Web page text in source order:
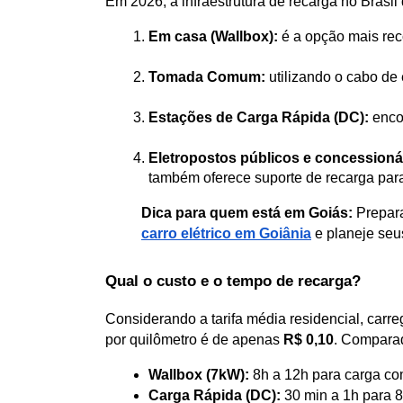
Em casa (Wallbox): é a opção mais
Tomada Comum: utilizando o cabo de
Estações de Carga Rápida (DC):
Eletropostos públicos e
também oferece suporte de recarga
Dica para quem está em Goiás:
carro elétrico em Goiânia e planeje
Qual o custo e o tempo de recarga?
Considerando a tarifa média residencial,
por quilômetro é de apenas R$ 0,10.
Wallbox (7kW): 8h a 12h para carga
Carga Rápida (DC): 30 min a 1h para